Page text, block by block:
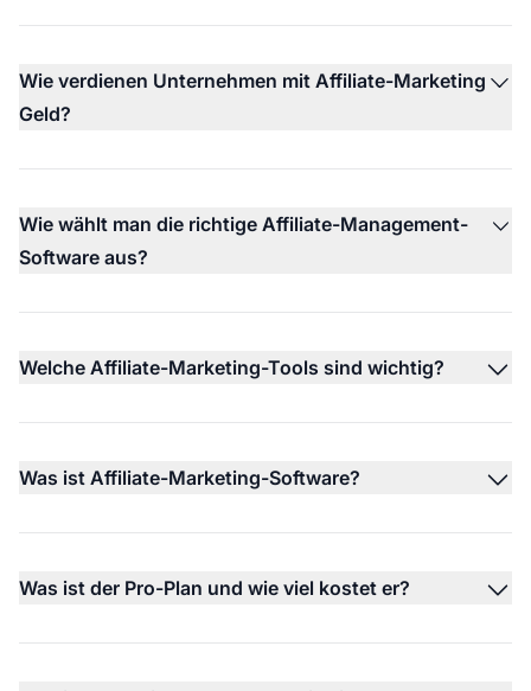
Wie verdienen Unternehmen mit Affiliate-Marketing
Geld?
Wie wählt man die richtige Affiliate-Management-
Software aus?
Welche Affiliate-Marketing-Tools sind wichtig?
Was ist Affiliate-Marketing-Software?
Was ist der Pro-Plan und wie viel kostet er?